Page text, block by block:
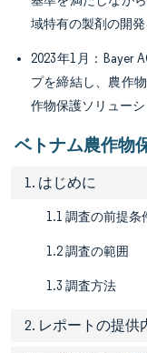
域特有の製剤の開発
2023年1月：Bayer
プを締結し、農作
作物保護ソリュー
ベトナム農作物
1. はじめに
1.1 調査の前提
1.2 調査の範囲
1.3 調査方法
2. レポートの提供